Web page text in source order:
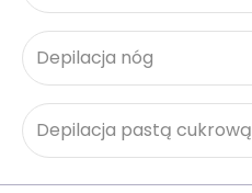
Depilacja nóg
Depilacja pastą cukrową